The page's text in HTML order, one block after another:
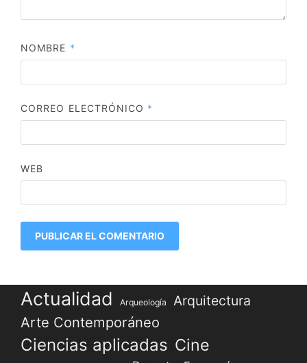
NOMBRE *
CORREO ELECTRÓNICO *
WEB
Actualidad Arqueología Arquitectura
Arte Contemporáneo
Ciencias aplicadas Cine